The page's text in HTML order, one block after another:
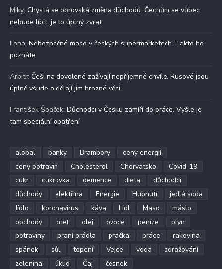
Miky: Chystá se obrovská změna důchodů. Čechům se vůbec
nebude líbit, je to úplný zvrat
Ilona: Nebezpečné maso v českých supermarketech. Takto ho
poznáte
Arbitr: Češi na dovolené zažívají nepříjemné chvíle. Rusové jsou
úplně všude a dělají jim hrozné věci
František Špaček: Důchodci v Česku zamíří do práce. Vyšle je
tam speciální opatření
alobal banky Brambory
ceny energií
ceny potravin
Cholesterol Chorvatsko
Covid-19
cukr
cukrovka demence dieta
důchodci
důchody
elektřina Energie Hubnutí
jedlá soda
Jídlo
koronavirus káva Lidl Maso
máslo
obchody
ocet olej ovoce peníze
plyn
potraviny
praní prádla pračka práce
rakovina
spánek
sůl topení Vejce voda
zdražování
zelenina
úklid Čaj česnek